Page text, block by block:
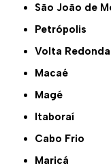
São João de
Petrópolis
Volta Redonda
Macaé
Magé
Itaboraí
Cabo Frio
Maricá